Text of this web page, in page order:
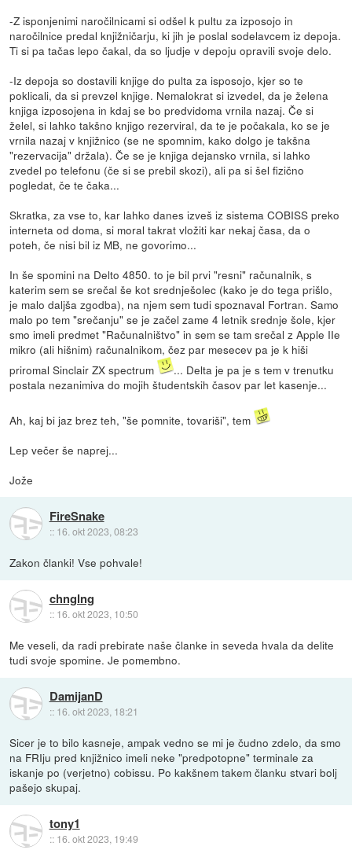
-Z isponjenimi naročilnicami si odšel k pultu za izposojo in
naročilnice predal knjižničarju, ki jih je poslal sodelavcem iz depoja.
Ti si pa tačas lepo čakal, da so ljudje v depoju opravili svoje delo.
-Iz depoja so dostavili knjige do pulta za isposojo, kjer so te
poklicali, da si prevzel knjige. Nemalokrat si izvedel, da je želena
knjiga izposojena in kdaj se bo predvidoma vrnila nazaj. Če si
želel, si lahko takšno knjigo rezerviral, da te je počakala, ko se je
vrnila nazaj v knjižnico (se ne spomnim, kako dolgo je takšna
"rezervacija" držala). Če se je knjiga dejansko vrnila, si lahko
zvedel po telefonu (če si se prebil skozi), ali pa si šel fizično
pogledat, če te čaka...
Skratka, za vse to, kar lahko danes izveš iz sistema COBISS preko
interneta od doma, si moral takrat vložiti kar nekaj časa, da o
poteh, če nisi bil iz MB, ne govorimo...
In še spomini na Delto 4850. to je bil prvi "resni" računalnik, s
katerim sem se srečal še kot srednješolec (kako je do tega prišlo,
je malo daljša zgodba), na njem sem tudi spoznaval Fortran. Samo
malo po tem "srečanju" se je začel zame 4 letnik srednje šole, kjer
smo imeli predmet "Računalništvo" in sem se tam srečal z Apple IIe
mikro (ali hišnim) računalnikom, čez par mesecev pa je k hiši
priromal Sinclair ZX spectrum
... Delta je pa je s tem v trenutku
postala nezanimiva do mojih študentskih časov par let kasenje...
Ah, kaj bi jaz brez teh, "še pomnite, tovariši", tem
Lep večer še naprej...
Jože
FireSnake
:: 16. okt 2023, 08:23
Zakon članki! Vse pohvale!
chnglng
:: 16. okt 2023, 10:50
Me veseli, da radi prebirate naše članke in seveda hvala da delite
tudi svoje spomine. Je pomembno.
DamijanD
:: 16. okt 2023, 18:21
Sicer je to bilo kasneje, ampak vedno se mi je čudno zdelo, da smo
na FRIju pred knjižnico imeli neke "predpotopne" terminale za
iskanje po (verjetno) cobissu. Po kakšnem takem članku stvari bolj
pašejo skupaj.
tony1
:: 16. okt 2023, 19:49